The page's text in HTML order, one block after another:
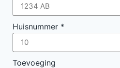
Huisnummer *
Toevoeging